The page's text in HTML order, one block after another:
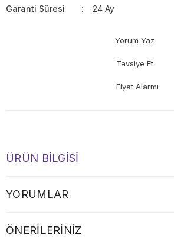
Garanti Süresi
24 Ay
Yorum Yaz
Tavsiye Et
Fiyat Alarmı
ÜRÜN BILGISI
YORUMLAR
ÖNERILERINIZ